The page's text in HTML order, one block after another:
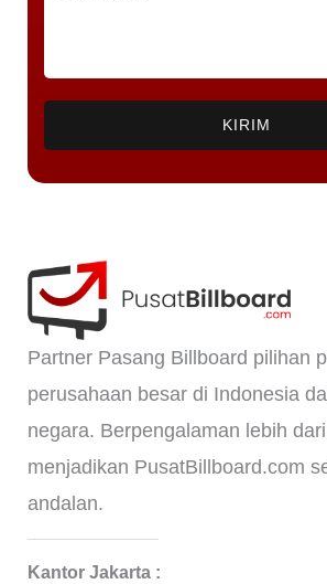
KIRIM
Partner Pasang Billboard pilihan
perusahaan besar di Indonesia
negara. Berpengalaman lebih
menjadikan PusatBillboard.com
andalan.
Kantor Jakarta :